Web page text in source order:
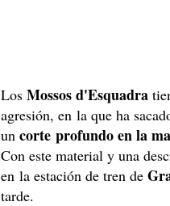
LosMossos d'Esquadra
agresión, en la que ha
uncorte profundo en la
Con este material y una
en la estación de tren de
tarde.